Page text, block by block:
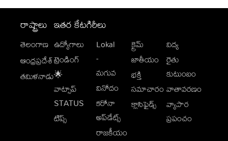
రాష్ట్రాలు
తెలంగాణ
ఆంధ్రప్రదేశ్
తమిళనాడు
ఇతర కేటగిరీలు
ఉద్యోగాలు
ట్రెండింగ్
🌟
వాట్సాప్
STATUS
టిప్స్
Lokal
-
మగువ
వినోదం
కరోనా
అప్‌డేట్స్
రాజకీయం
క్రైమ్
జాతీయం
భక్తి
సమాచారం
క్లాసిఫైడ్స్
విద్య
రైతు
కుటుంబం
వాతావరణం
వ్యాపార
ప్రపంచం